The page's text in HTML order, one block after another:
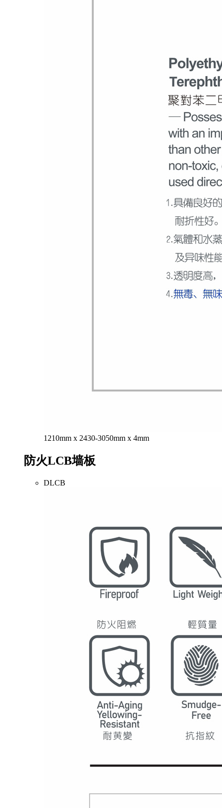
1210mm x 2430-3050mm x 4mm
防火LCB墙板
DLCB